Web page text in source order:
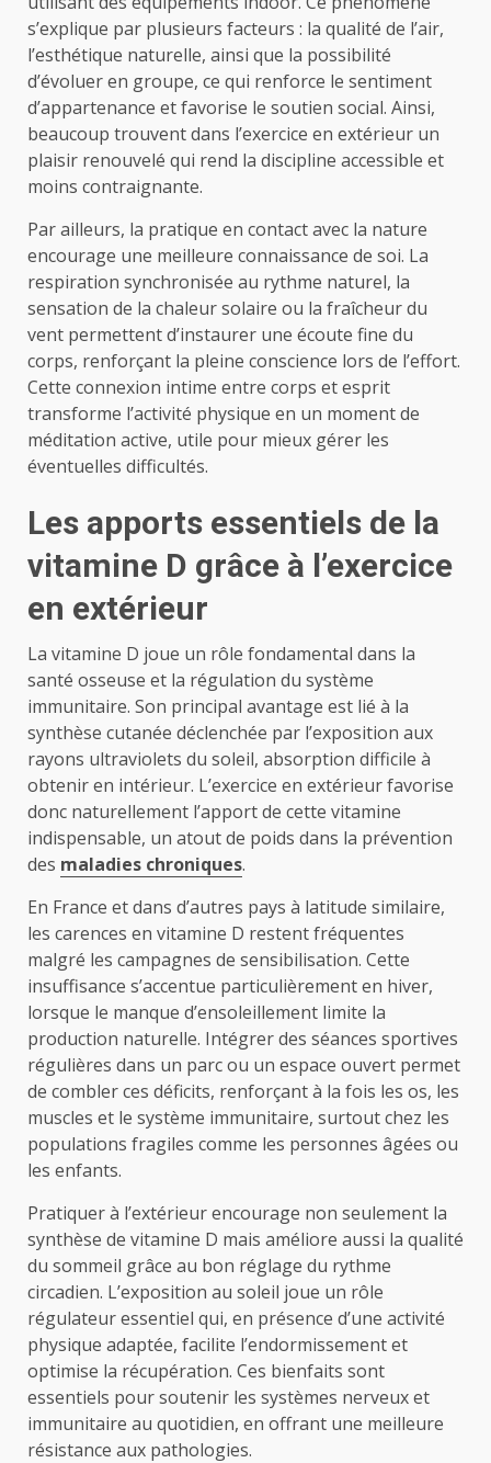
s’explique par plusieurs facteurs : la qualité de l’air,
l’esthétique naturelle, ainsi que la possibilité
d’évoluer en groupe, ce qui renforce le sentiment
d’appartenance et favorise le soutien social. Ainsi,
beaucoup trouvent dans l’exercice en extérieur un
plaisir renouvelé qui rend la discipline accessible et
moins contraignante.
Par ailleurs, la pratique en contact avec la nature
encourage une meilleure connaissance de soi. La
respiration synchronisée au rythme naturel, la
sensation de la chaleur solaire ou la fraîcheur du
vent permettent d’instaurer une écoute fine du
corps, renforçant la pleine conscience lors de l’effort.
Cette connexion intime entre corps et esprit
transforme l’activité physique en un moment de
méditation active, utile pour mieux gérer les
éventuelles difficultés.
Les apports essentiels de la
vitamine D grâce à l’exercice
en extérieur
La vitamine D joue un rôle fondamental dans la
santé osseuse et la régulation du système
immunitaire. Son principal avantage est lié à la
synthèse cutanée déclenchée par l’exposition aux
rayons ultraviolets du soleil, absorption difficile à
obtenir en intérieur. L’exercice en extérieur favorise
donc naturellement l’apport de cette vitamine
indispensable, un atout de poids dans la prévention
des maladies chroniques.
En France et dans d’autres pays à latitude similaire,
les carences en vitamine D restent fréquentes
malgré les campagnes de sensibilisation. Cette
insuffisance s’accentue particulièrement en hiver,
lorsque le manque d’ensoleillement limite la
production naturelle. Intégrer des séances sportives
régulières dans un parc ou un espace ouvert permet
de combler ces déficits, renforçant à la fois les os, les
muscles et le système immunitaire, surtout chez les
populations fragiles comme les personnes âgées ou
les enfants.
Pratiquer à l’extérieur encourage non seulement la
synthèse de vitamine D mais améliore aussi la qualité
du sommeil grâce au bon réglage du rythme
circadien. L’exposition au soleil joue un rôle
régulateur essentiel qui, en présence d’une activité
physique adaptée, facilite l’endormissement et
optimise la récupération. Ces bienfaits sont
essentiels pour soutenir les systèmes nerveux et
immunitaire au quotidien, en offrant une meilleure
résistance aux pathologies.